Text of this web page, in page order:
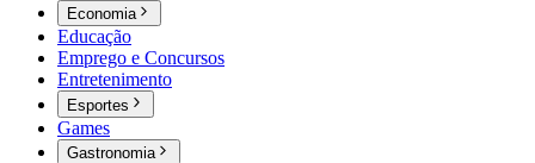
Economia
Educação
Emprego e Concursos
Entretenimento
Esportes
Games
Gastronomia